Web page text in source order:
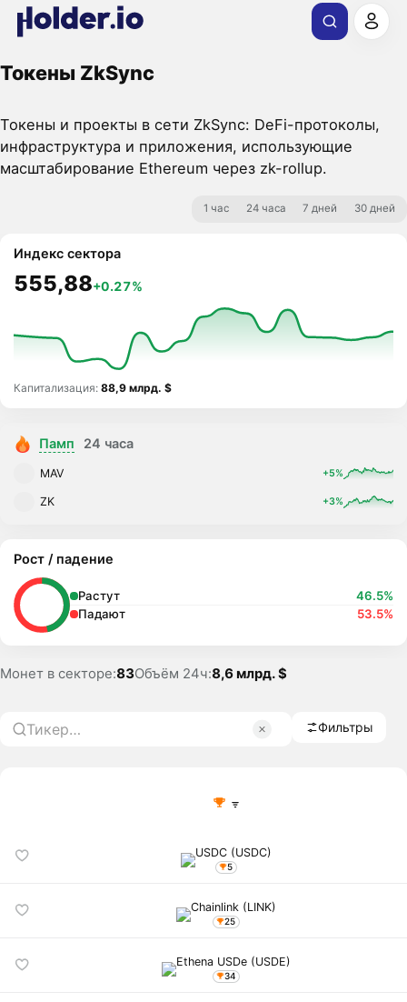
Токены ZkSync
Токены и проекты в сети ZkSync: DeFi-протоколы,
инфраструктура и приложения, использующие
масштабирование Ethereum через zk-rollup.
1 час 24 часа 7 дней 30 дней
Индекс сектора
555,88+0.27%
Капитализация:88,9 млрд. $
Памп 24 часа
MAV +5%
ZK +3%
Рост / падение
Растут
46.5%
Падают
53.5%
Монет в секторе:83Объём 24ч:8,6 млрд. $
Фильтры
5
25
34